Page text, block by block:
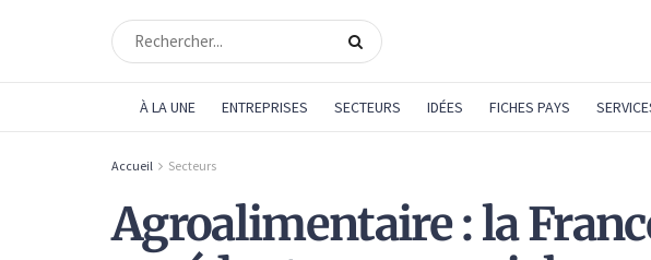
À LA UNE ENTREPRISES SECTEURS IDÉES FICHES PAYS
Accueil Secteurs
Agroalimentaire : la